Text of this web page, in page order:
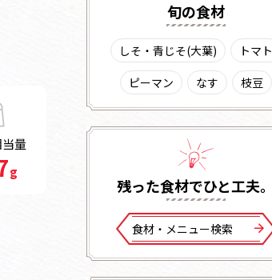
量
g
旬の⾷材
しそ・青じそ(大葉)
トマト
ピーマン
なす 枝豆
残った⾷材でひと⼯夫。
⾷材・メニュー検索